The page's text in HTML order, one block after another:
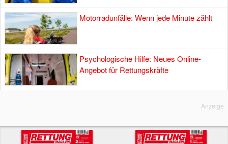
Motorradunfälle: Wenn jede Minute zählt
Psychologische Hilfe: Neues Online-
Angebot für Rettungskräfte
Anzeige